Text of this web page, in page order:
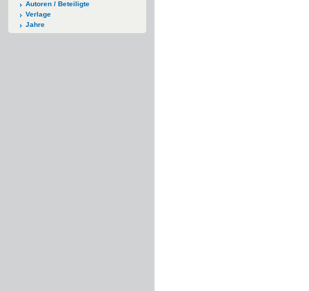
Autoren / Beteiligte
Verlage
Jahre